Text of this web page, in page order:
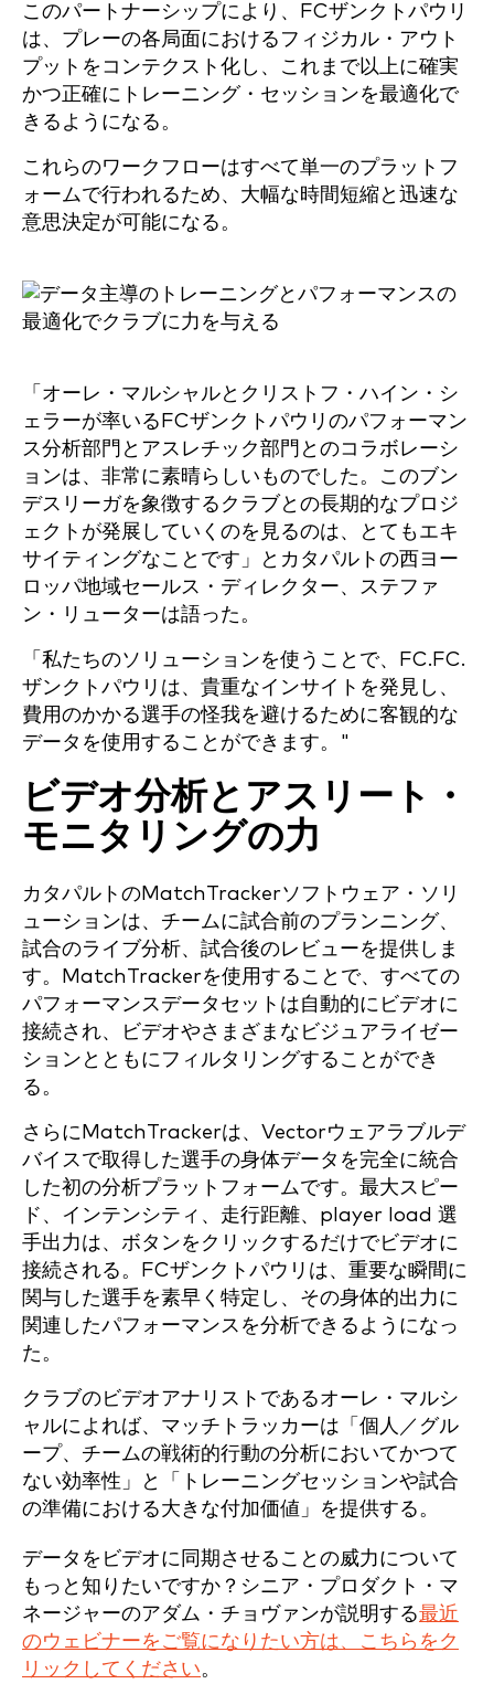
このパートナーシップにより、FCザンクトパウリ
は、プレーの各局面におけるフィジカル・アウト
プットをコンテクスト化し、これまで以上に確実
かつ正確にトレーニング・セッションを最適化で
きるようになる。
これらのワークフローはすべて単一のプラットフ
ォームで行われるため、大幅な時間短縮と迅速な
意思決定が可能になる。
「オーレ・マルシャルとクリストフ・ハイン・シ
ェラーが率いるFCザンクトパウリのパフォーマン
ス分析部門とアスレチック部門とのコラボレーシ
ョンは、非常に素晴らしいものでした。このブン
デスリーガを象徴するクラブとの長期的なプロジ
ェクトが発展していくのを見るのは、とてもエキ
サイティングなことです」とカタパルトの西ヨー
ロッパ地域セールス・ディレクター、ステファ
ン・リューターは語った。
「私たちのソリューションを使うことで、FC.FC.
ザンクトパウリは、貴重なインサイトを発見し、
費用のかかる選手の怪我を避けるために客観的な
データを使用することができます。"
ビデオ分析とアスリート・
モニタリングの力
カタパルトのMatchTrackerソフトウェア・ソリ
ューションは、チームに試合前のプランニング、
試合のライブ分析、試合後のレビューを提供しま
す。MatchTrackerを使用することで、すべての
パフォーマンスデータセットは自動的にビデオに
接続され、ビデオやさまざまなビジュアライゼー
ションとともにフィルタリングすることができ
る。
さらにMatchTrackerは、Vectorウェアラブルデ
バイスで取得した選手の身体データを完全に統合
した初の分析プラットフォームです。最大スピー
ド、インテンシティ、走行距離、player load 選
手出力は、ボタンをクリックするだけでビデオに
接続される。FCザンクトパウリは、重要な瞬間に
関与した選手を素早く特定し、その身体的出力に
関連したパフォーマンスを分析できるようになっ
た。
クラブのビデオアナリストであるオーレ・マルシ
ャルによれば、マッチトラッカーは「個人／グル
ープ、チームの戦術的行動の分析においてかつて
ない効率性」と「トレーニングセッションや試合
の準備における大きな付加価値」を提供する。
データをビデオに同期させることの威力について
もっと知りたいですか？シニア・プロダクト・マ
ネージャーのアダム・チョヴァンが説明する最近
のウェビナーをご覧になりたい方は、こちらをク
リックしてください。